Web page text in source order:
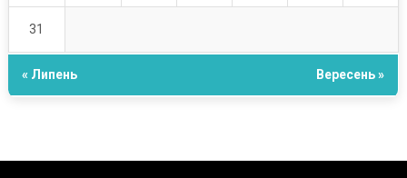
31
« Липень Вересень »